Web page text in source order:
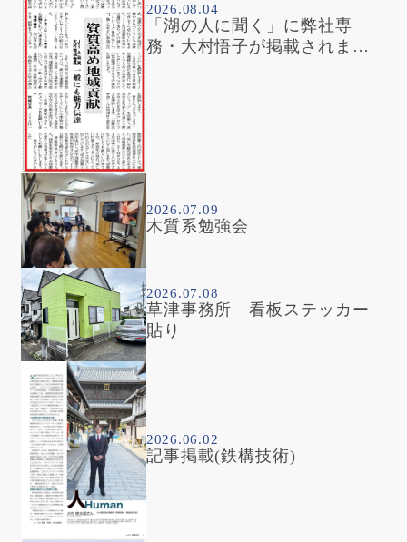
2026.08.04
「湖の人に聞く」に弊社専
務・大村悟子が掲載されまし
2026.07.09
木質系勉強会
2026.07.08
草津事務所 看板ステッカー
貼り
2026.06.02
記事掲載(鉄構技術)